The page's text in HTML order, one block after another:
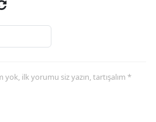
ilk yorumu siz yazın, tartışalım *